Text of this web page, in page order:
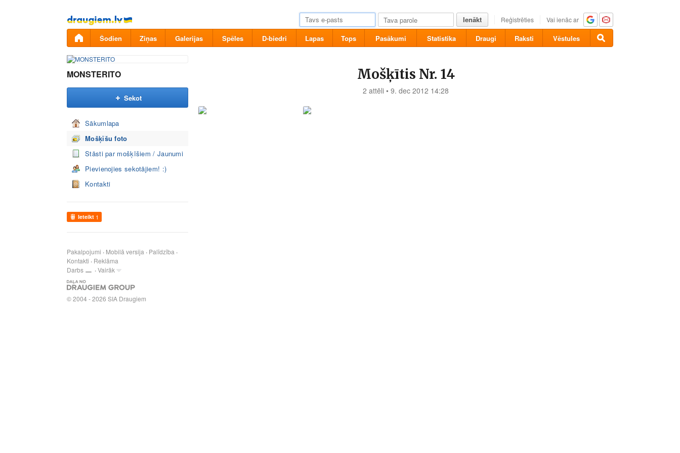
Pāriet
uz
saturu
Ienākt Reģistrēties Vai ienāc ar
Šodien Ziņas Galerijas Spēles D-biedri Lapas Tops Pasākumi Statistika Draugi Raksti Vēstules
MONSTERITO
Sekot
Sākumlapa
Mošķīšu foto
Stāsti par mošķīšiem / Jaunumi
Pievienojies sekotājiem! :)
Kontakti
Ieteikt 1
Pakalpojumi Mobilā versija
Palīdzība
Kontakti
Reklāma
Darbs
Vairāk
© 2004 - 2026 SIA Draugiem
Mošķītis Nr. 14
2 attēli • 9. dec 2012 14:28